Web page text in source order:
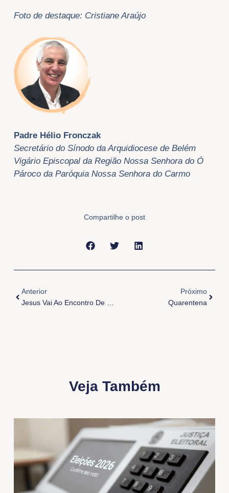
Foto de destaque: Cristiane Araújo
Padre Hélio Fronczak
Secretário do Sínodo da Arquidiocese de Belém
Vigário Episcopal da Região Nossa Senhora do Ó
Pároco da Paróquia Nossa Senhora do Carmo
Compartilhe o post
Anterior
Próximo
Quarentena
Veja Também